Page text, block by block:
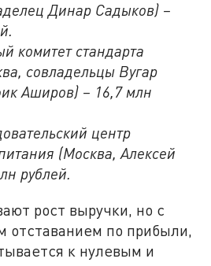
Динар Садыков) –
комитет стандарта
совладельцы Вугар
Аширов) – 16,7 млн
центр
(Москва, Алексей
рублей.
рост выручки, но с
отставанием по прибыли,
к нулевым и